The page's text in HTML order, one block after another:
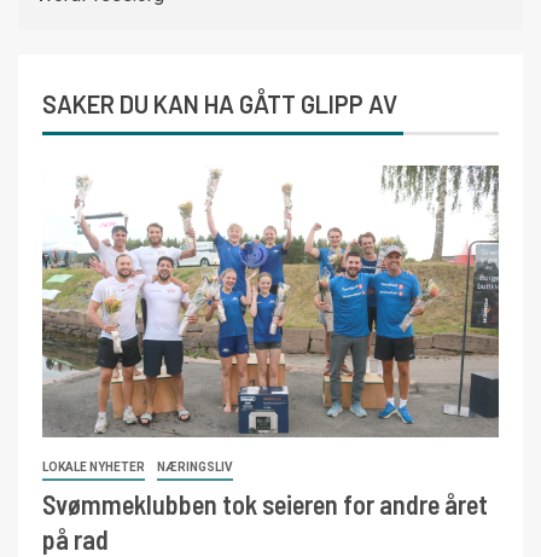
SAKER DU KAN HA GÅTT GLIPP AV
LOKALE NYHETER NÆRINGSLIV
Svømmeklubben tok seieren for andre året
på rad